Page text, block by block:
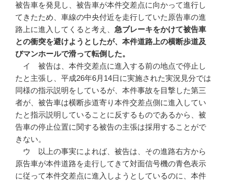
被告車を発見し、被告車が本件交差点に向かって進行し
てきたため、車線の中央付近を走行していた原告車の進
路上に進入してくると考え、 急ブレーキをかけて被告車
との衝突を避けようとしたが、本件道路上の横断歩道及
びマンホールで滑って転倒した。
イ 被告は、本件交差点に進入する前の地点で停止し
たと主張し、平成26年6月14日に実施された実況見分では
同様の指示説明をしているが、本件事故を目撃した第三
者が、被告車は横断歩道寄り本件交差点側に進入してい
たと指示説明していることに反するものであるから、被
告車の停止位置に関する被告の主張は採用することがで
きない。
ウ 以上の事実によれば、被告は、その進路右方から
原告車が本件道路を走行してきて対面信号機の青色表示
に従って本件交差点に進入しようとしているのに、本件